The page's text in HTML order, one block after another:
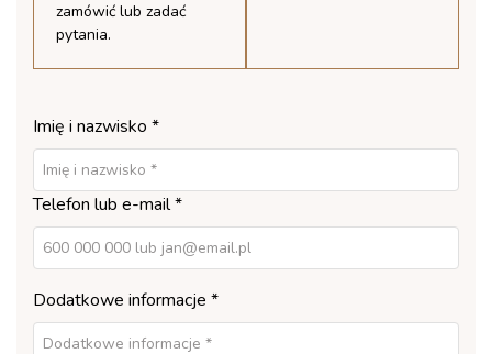
zamówić lub zadać
pytania.
Imię i nazwisko *
Telefon lub e-mail *
Dodatkowe informacje *